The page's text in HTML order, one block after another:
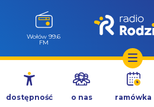
Przejdź
treści
Wołów 99.6
FM
dostępność o nas ramówka